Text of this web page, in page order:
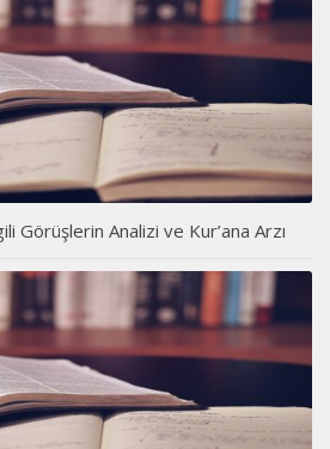
Görüşlerin Analizi ve Kur’ana Arzı